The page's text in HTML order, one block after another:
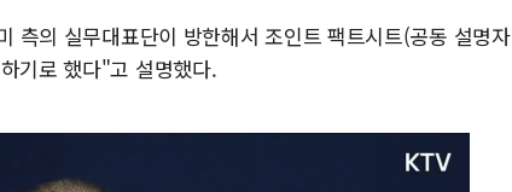
측의 실무대표단이 방한해서 조인트 팩트시트(공동 설명자
기로 했다"고 설명했다.